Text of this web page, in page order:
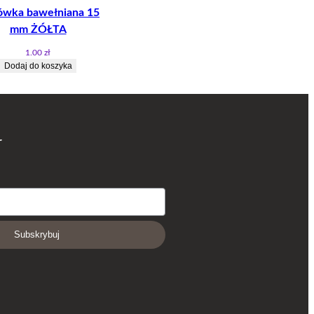
bawełniana 15
mm ŻÓŁTA
1.00 zł
Dodaj do koszyka
Subskrybuj